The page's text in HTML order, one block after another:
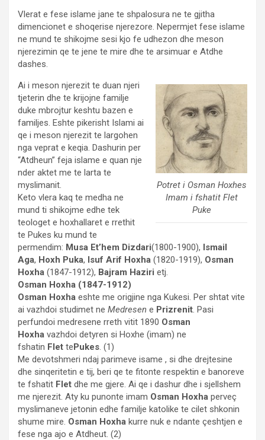
Vlerat e fese islame jane te shpalosura ne te gjitha
dimencionet e shoqerise njerezore. Nepermjet fese islame
ne mund te shikojme sesi kjo fe udhezon dhe meson
njerezimin qe te jene te mire dhe te arsimuar e Atdhe
dashes.
Potret i Osman Hoxhes
Imam i fshatit Flet
Puke
Ai i meson njerezit te duan njeri
tjeterin dhe te krijojne familje
duke mbrojtur keshtu bazen e
familjes. Eshte pikerisht Islami ai
qe i meson njerezit te largohen
nga veprat e keqia. Dashurin per
“Atdheun” feja islame e quan nje
nder aktet me te larta te
myslimanit.
Keto vlera kaq te medha ne
mund ti shikojme edhe tek
teologet e hoxhallaret e rrethit
te Pukes ku mund te
permendim: Musa Et’hem Dizdari(1800-1900), Ismail
Aga, Hoxh Puka, Isuf Arif Hoxha (1820-1919), Osman
Hoxha (1847-1912), Bajram Haziri etj.
Osman Hoxha (1847-1912)
Osman Hoxha eshte me origjine nga Kukesi. Per shtat vite
ai vazhdoi studimet ne Medresen e Prizrenit. Pasi
perfundoi medresene rreth vitit 1890 Osman
Hoxha vazhdoi detyren si Hoxhe (imam) ne
fshatin Flet tePukes. (1)
Me devotshmeri ndaj parimeve isame , si dhe drejtesine
dhe sinqeritetin e tij, beri qe te fitonte respektin e banoreve
te fshatit Flet dhe me gjere. Ai qe i dashur dhe i sjellshem
me njerezit. Aty ku punonte imam Osman Hoxha perveç
myslimaneve jetonin edhe familje katolike te cilet shkonin
shume mire. Osman Hoxha kurre nuk e ndante çeshtjen e
fese nga ajo e Atdheut. (2)